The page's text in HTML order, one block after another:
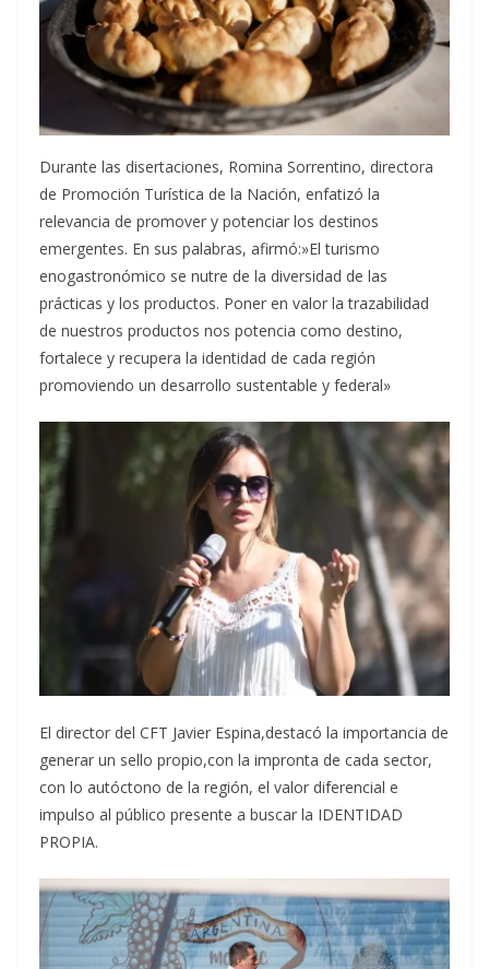
Durante las disertaciones, Romina Sorrentino, directora
de Promoción Turística de la Nación, enfatizó la
relevancia de promover y potenciar los destinos
emergentes. En sus palabras, afirmó:»El turismo
enogastronómico se nutre de la diversidad de las
prácticas y los productos. Poner en valor la trazabilidad
de nuestros productos nos potencia como destino,
fortalece y recupera la identidad de cada región
promoviendo un desarrollo sustentable y federal»
El director del CFT Javier Espina,destacó la importancia de
generar un sello propio,con la impronta de cada sector,
con lo autóctono de la región, el valor diferencial e
impulso al público presente a buscar la IDENTIDAD
PROPIA.